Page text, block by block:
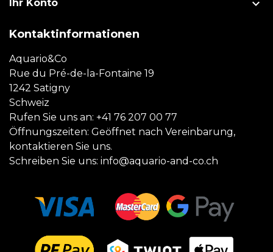
Ihr Konto 
Kontaktinformationen
Aquario&Co
Rue du Pré-de-la-Fontaine 19
1242 Satigny
Schweiz
Rufen Sie uns an: +41 76 207 00 77
Öffnungszeiten: Geöffnet nach Vereinbarung,
kontaktieren Sie uns.
Schreiben Sie uns: info@aquario-and-co.ch